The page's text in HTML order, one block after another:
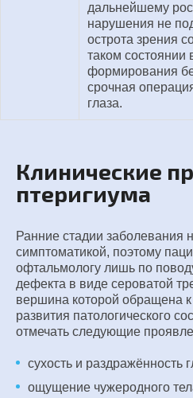
дальнейшему
нарушения не
острота зрения
таком состоянии
формирования
срочная
глаза.
Клинические
птеригиума
Ранние стадии заболевания
симптоматикой, поэтому
офтальмологу лишь по
дефекта в виде сероватой
вершина которой обращена
развития патологического
отмечать следующие
сухость и раздражённость
ощущение чужеродного